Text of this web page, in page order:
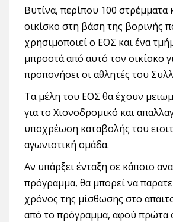
Βυτίνα, περίπου 100 στρέμματα
οικίσκο στη βάση της βορινής
χρησιμοποιεί ο ΕΟΣ και ένα
μπροστά από αυτό τον οικίσκο
προπονήσει οι αθλητές του
Τα μέλη του ΕΟΣ θα έχουν
για το Χιονοδρομικό και
υποχρέωση καταβολής του
αγωνιστική ομάδα.
Αν υπάρξει ένταξη σε κάποιο
πρόγραμμα, θα μπορεί να
χρόνος της μίσθωσης στο
από το πρόγραμμα, αφού πρώτα